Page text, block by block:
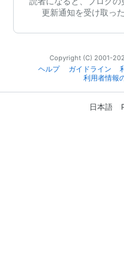
更新通知を受け取っ
Copyright (C) 2001-
ヘルプ
ガイドライン
利用者情報
日本語